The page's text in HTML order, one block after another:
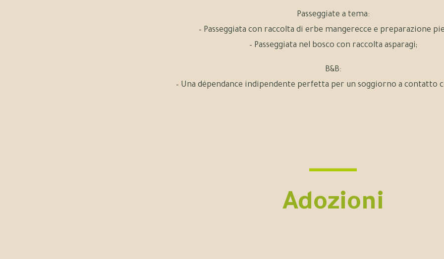
Passeggiate a tema:
– Passeggiata con raccolta di erbe mangerecce e preparazione
– Passeggiata nel bosco con raccolta asparagi;
B&B:
– Una dépendance indipendente perfetta per un soggiorno a contatto
Adozioni